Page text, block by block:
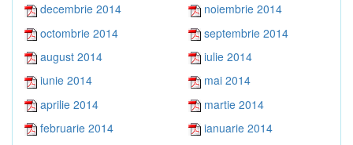
decembrie 2014
noiembrie 2014
octombrie 2014
septembrie 2014
august 2014
iulie 2014
iunie 2014
mai 2014
aprilie 2014
martie 2014
februarie 2014
ianuarie 2014